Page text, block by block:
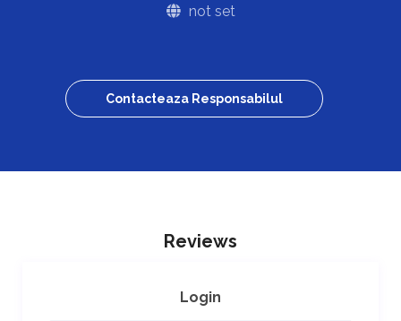
not set
Contacteaza Responsabilul
Reviews
Login